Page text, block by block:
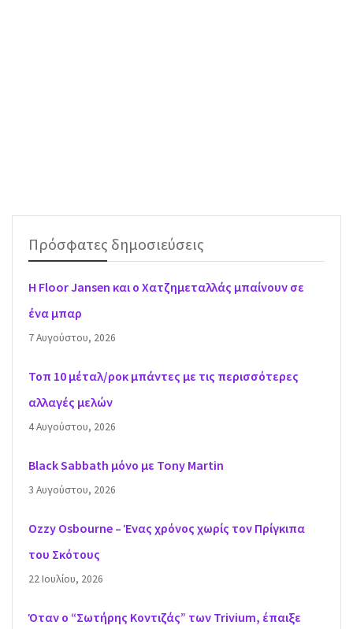
Πρόσφατες δημοσιεύσεις
H Floor Jansen και ο Χατζημεταλλάς μπαίνουν σε
ένα μπαρ
7 Αυγούστου, 2026
Τοπ 10 μέταλ/ροκ μπάντες με τις περισσότερες
αλλαγές μελών
4 Αυγούστου, 2026
Black Sabbath μόνο με Tony Martin
3 Αυγούστου, 2026
Ozzy Osbourne – Ένας χρόνος χωρίς τον Πρίγκιπα
του Σκότους
22 Ιουλίου, 2026
Όταν ο “Σωτήρης Κοντιζάς” των Trivium, έπαιξε